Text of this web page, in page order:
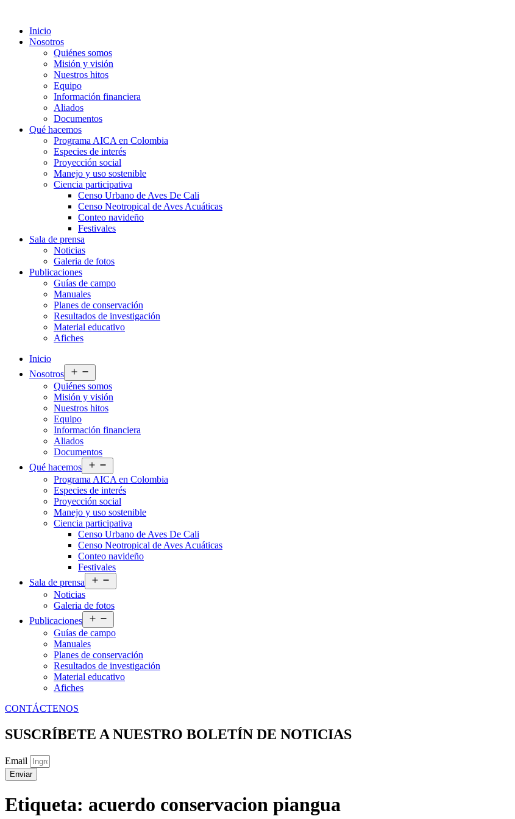
Inicio
Nosotros
Quiénes somos
Misión y visión
Nuestros hitos
Equipo
Información financiera
Aliados
Documentos
Qué hacemos
Programa AICA en Colombia
Especies de interés
Proyección social
Manejo y uso sostenible
Ciencia participativa
Censo Urbano de Aves De Cali
Censo Neotropical de Aves Acuáticas
Conteo navideño
Festivales
Sala de prensa
Noticias
Galeria de fotos
Publicaciones
Guías de campo
Manuales
Planes de conservación
Resultados de investigación
Material educativo
Afiches
Inicio
Nosotros
el
menú
Quiénes somos
Misión y visión
Nuestros hitos
Equipo
Información financiera
Aliados
Documentos
Qué hacemos
el
menú
Programa AICA en Colombia
Especies de interés
Proyección social
Manejo y uso sostenible
Ciencia participativa
Censo Urbano de Aves De Cali
Censo Neotropical de Aves Acuáticas
Conteo navideño
Festivales
Sala de prensa
el
Noticias
Galeria de fotos
Publicaciones
el
menú
Guías de campo
Manuales
Planes de conservación
Resultados de investigación
Material educativo
Afiches
CONTÁCTENOS
SUSCRÍBETE A NUESTRO BOLETÍN DE NOTICIAS
Email
Enviar
Etiqueta: acuerdo conservacion piangua